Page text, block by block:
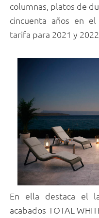
columnas, platos de
cincuenta años en
tarifa para 2021 y
En ella destaca el
acabados TOTAL